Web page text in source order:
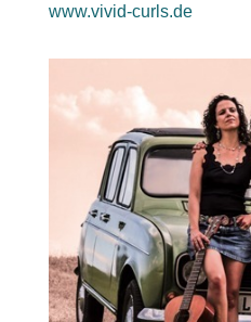
www.vivid-curls.de